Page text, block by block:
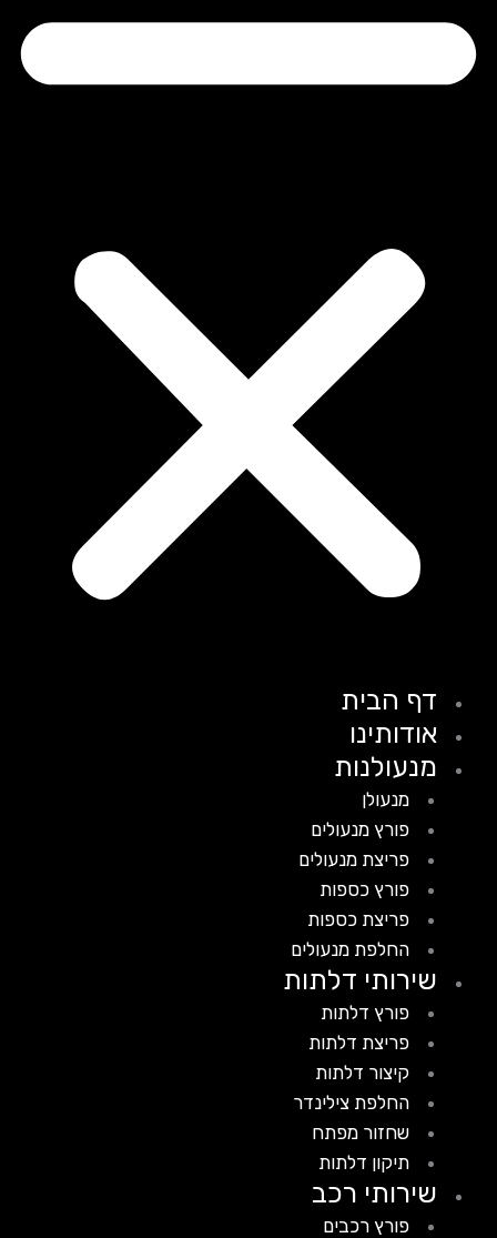
דף הבית
אודותינו
מנעולנות
מנעולן
פורץ מנעולים
פריצת מנעולים
פורץ כספות
פריצת כספות
החלפת מנעולים
שירותי דלתות
פורץ דלתות
פריצת דלתות
קיצור דלתות
החלפת צילינדר
שחזור מפתח
תיקון דלתות
שירותי רכב
פורץ רכבים